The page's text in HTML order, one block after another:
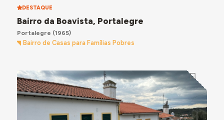
DESTAQUE
Bairro da Boavista, Portalegre
Portalegre (1965)
Bairro de Casas para Famílias Pobres